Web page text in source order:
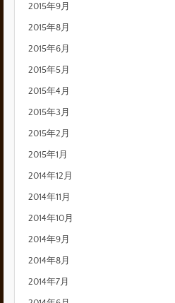
2015年9月
2015年8月
2015年6月
2015年5月
2015年4月
2015年3月
2015年2月
2015年1月
2014年12月
2014年11月
2014年10月
2014年9月
2014年8月
2014年7月